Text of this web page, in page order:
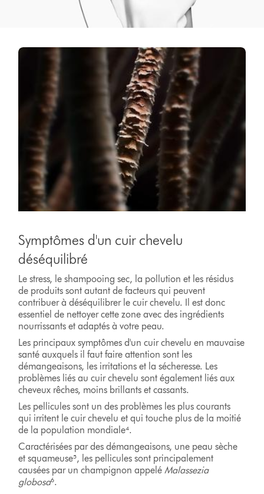
Symptômes d'un cuir chevelu
déséquilibré
Le stress, le shampooing sec, la pollution et les résidus
de produits sont autant de facteurs qui peuvent
contribuer à déséquilibrer le cuir chevelu. Il est donc
essentiel de nettoyer cette zone avec des ingrédients
nourrissants et adaptés à votre peau.
Les principaux symptômes d'un cuir chevelu en mauvaise
santé auxquels il faut faire attention sont les
démangeaisons, les irritations et la sécheresse. Les
problèmes liés au cuir chevelu sont également liés aux
cheveux rêches, moins brillants et cassants.
Les pellicules sont un des problèmes les plus courants
qui irritent le cuir chevelu et qui touche plus de la moitié
de la population mondiale⁴.
Caractérisées par des démangeaisons, une peau sèche
et squameuse⁵, les pellicules sont principalement
causées par un champignon appeléMalassezia
globosa⁶.